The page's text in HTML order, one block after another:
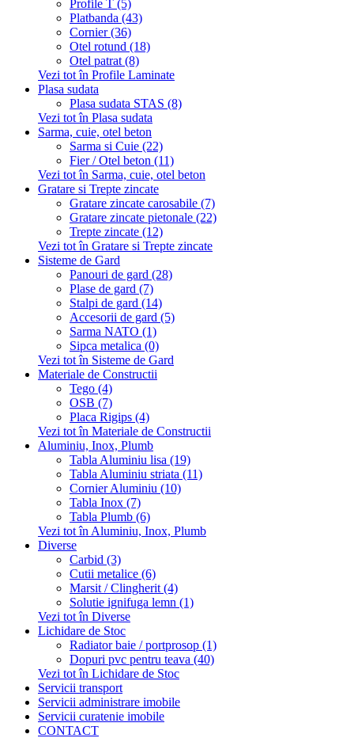
Profile T (5)
Platbanda (43)
Cornier (36)
Otel rotund (18)
Otel patrat (8)
Vezi tot în Profile Laminate
Plasa sudata
Plasa sudata STAS (8)
Vezi tot în Plasa sudata
Sarma, cuie, otel beton
Sarma si Cuie (22)
Fier / Otel beton (11)
Vezi tot în Sarma, cuie, otel beton
Gratare si Trepte zincate
Gratare zincate carosabile (7)
Gratare zincate pietonale (22)
Trepte zincate (12)
Vezi tot în Gratare si Trepte zincate
Sisteme de Gard
Panouri de gard (28)
Plase de gard (7)
Stalpi de gard (14)
Accesorii de gard (5)
Sarma NATO (1)
Sipca metalica (0)
Vezi tot în Sisteme de Gard
Materiale de Constructii
Tego (4)
OSB (7)
Placa Rigips (4)
Vezi tot în Materiale de Constructii
Aluminiu, Inox, Plumb
Tabla Aluminiu lisa (19)
Tabla Aluminiu striata (11)
Cornier Aluminiu (10)
Tabla Inox (7)
Tabla Plumb (6)
Vezi tot în Aluminiu, Inox, Plumb
Diverse
Carbid (3)
Cutii metalice (6)
Marsit / Clingherit (4)
Solutie ignifuga lemn (1)
Vezi tot în Diverse
Lichidare de Stoc
Radiator baie / portprosop (1)
Dopuri pvc pentru teava (40)
Vezi tot în Lichidare de Stoc
Servicii transport
Servicii administrare imobile
Servicii curatenie imobile
CONTACT